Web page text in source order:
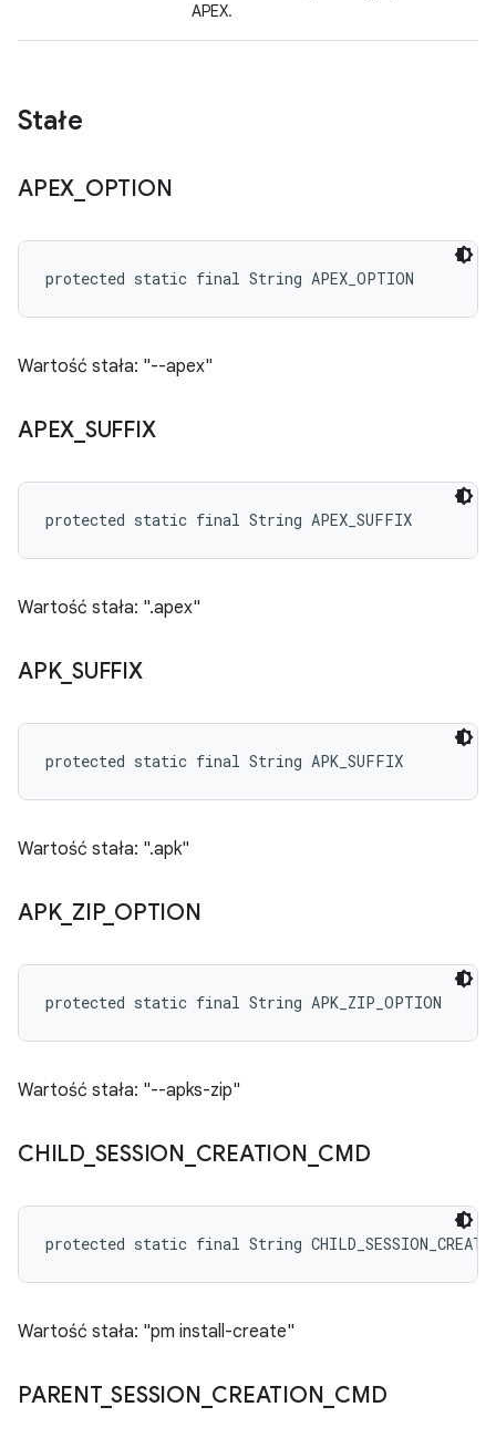
APEX.
Stałe
APEX OPTION
protected static final String APEX_OPTION
Wartość stała: "--apex"
APEX SUFFIX
protected static final String APEX_SUFFIX
Wartość stała: ".apex"
APK_ SUFFIX
protected static final String APK_SUFFIX
Wartość stała: ".apk"
APK_ ZIP_ OPTION
protected static final String APK_ZIP_OPTION
Wartość stała: "--apks-zip"
CHILD_ SESSION CREATION CMD
protected static final String
Wartość stała: "pm install-create"
PARENT_SESSION CREATION CMD